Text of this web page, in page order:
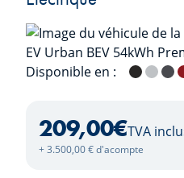
Disponible en : Pebble
209,00€TVA
+ 3.500,00 € d'acompte